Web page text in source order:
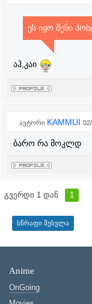
ეს იყო შენი
აჰ,კაი
ავტორი KAMMUI
ბარო რა მოკლდ
გვერდი 1 დან 1
Anime
OnGoing